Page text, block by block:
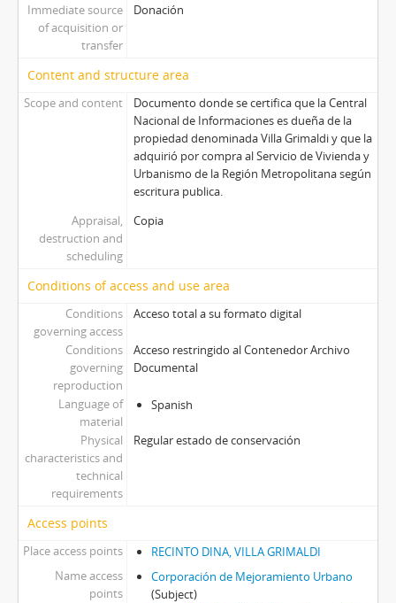
Immediate source
of acquisition or
transfer
Donación
Content and structure area
Scope and content
Documento donde se certifica que la Central
Nacional de Informaciones es dueña de la
propiedad denominada Villa Grimaldi y que la
adquirió por compra al Servicio de Vivienda y
Urbanismo de la Región Metropolitana según
escritura publica.
Appraisal,
destruction and
scheduling
Copia
Conditions of access and use area
Conditions
governing access
Acceso total a su formato digital
Conditions
governing
reproduction
Acceso restringido al Contenedor Archivo
Documental
Language of
material
Spanish
Physical
characteristics and
technical
requirements
Regular estado de conservación
Access points
Place access points
RECINTO DINA, VILLA GRIMALDI
Name access
points
Corporación de Mejoramiento Urbano
(Subject)